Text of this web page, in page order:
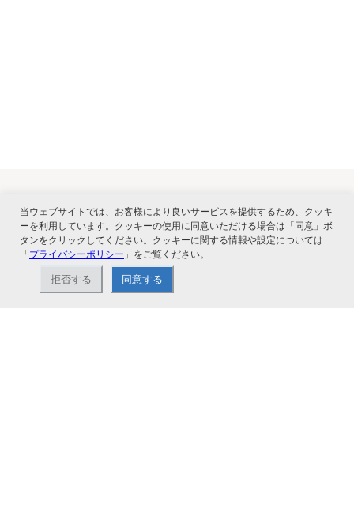
関連サービス
当ウェブサイトでは、お客様により良いサービスを提供するため、クッキ
ーを利用しています。クッキーの使用に同意いただける場合は「同意」ボ
タンをクリックしてください。クッキーに関する情報や設定については
「プライバシーポリシー 」をご覧ください。
拒否する 同意する